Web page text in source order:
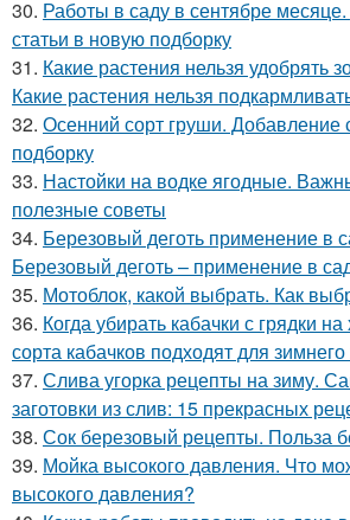
30. Работы в саду в сентябре
статьи в новую подборку
31. Какие растения нельзя удобрять
Какие растения нельзя
32. Осенний сорт груши. Добавление
подборку
33. Настойки на водке ягодные.
полезные советы
34. Березовый деготь применение в
Березовый деготь – применение в
35. Мотоблок, какой выбрать. Как
36. Когда убирать кабачки с грядки
сорта кабачков подходят для
37. Слива угорка рецепты на зиму.
заготовки из слив: 15 прекрасных
38. Сок березовый рецепты. Польза
39. Мойка высокого давления. Что
высокого давления?